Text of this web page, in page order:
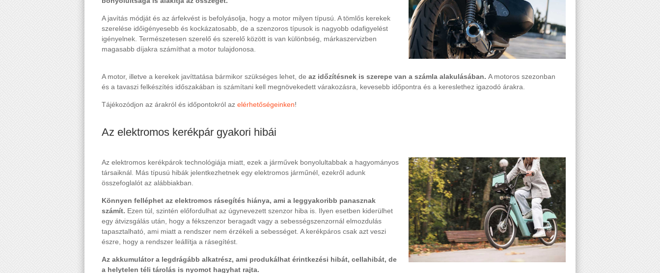
A javítás módját és az árfekvést is befolyásolja, hogy a motor milyen típusú. A tömlős kerekek
szerelése időigényesebb és kockázatosabb, de a szenzoros típusok is nagyobb odafigyelést
igényelnek. Természetesen szerelő és szerelő között is van különbség, márkaszervizben
magasabb díjakra számíthat a motor tulajdonosa.
A motor, illetve a kerekek javíttatása bármikor szükséges lehet, de az időzítésnek is szerepe van a számla alakulásában. A motoros szezonban
és a tavaszi felkészítés időszakában is számítani kell megnövekedett várakozásra, kevesebb időpontra és a kereslethez igazodó árakra.
Tájékozódjon az árakról és időpontokról az elérhetőségeinken!
Az elektromos kerékpár gyakori hibái
Az elektromos kerékpárok technológiája miatt, ezek a járművek bonyolultabbak a hagyományos
társaiknál. Más típusú hibák jelentkezhetnek egy elektromos járműnél, ezekről adunk
összefoglalót az alábbiakban.
Könnyen felléphet az elektromos rásegítés hiánya, ami a leggyakoribb panasznak
számít. Ezen túl, szintén előfordulhat az úgynevezett szenzor hiba is. Ilyen esetben kiderülhet
egy átvizsgálás után, hogy a fékszenzor beragadt vagy a sebességszenzornál elmozdulás
tapasztalható, ami miatt a rendszer nem érzékeli a sebességet. A kerékpáros csak azt veszi
észre, hogy a rendszer leállítja a rásegítést.
Az akkumulátor a legdrágább alkatrész, ami produkálhat érintkezési hibát, cellahibát, de
a helytelen téli tárolás is nyomot hagyhat rajta.